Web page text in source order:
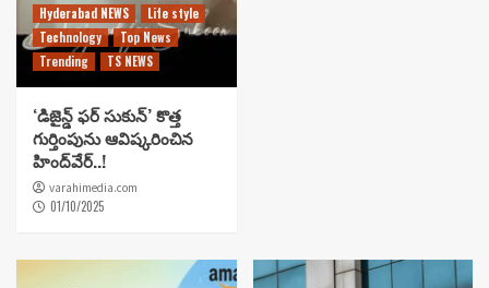
Hyderabad NEWS
Life style
Technology
Top News
Trending
TS NEWS
‘డిజైన్డ్ ఫర్ సుకున్’ కొత్త
గుర్తింపును ఆవిష్కరించిన
హింద్‌వేర్..!
varahimedia.com
01/10/2025